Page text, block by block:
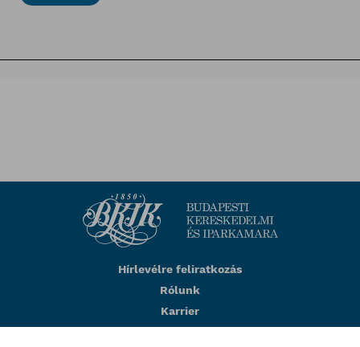
Hírlevélre feliratkozás
Rólunk
Karrier